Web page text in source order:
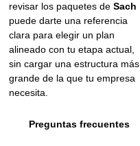
revisar los paquetes deSach
puede darte una referencia
clara para elegir un plan
alineado con tu etapa actual,
sin cargar una estructura más
grande de la que tu empresa
necesita.
Preguntas frecuentes